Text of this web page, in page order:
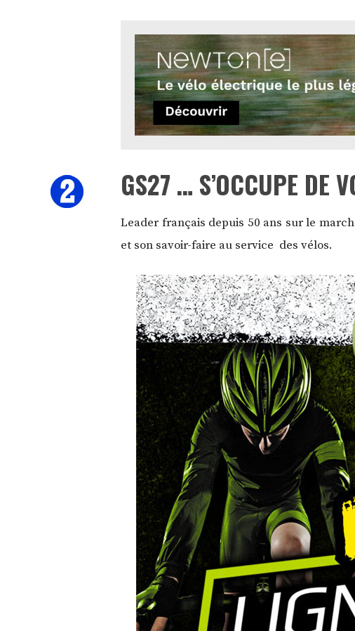
GS27 … S’OCCUPE DE
Leader français depuis 50 ans sur le
et son savoir-faire au service des vélos.